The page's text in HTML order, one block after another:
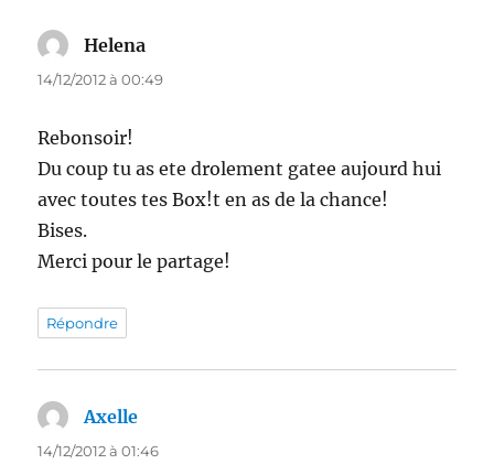
Helena
14/12/2012 à 00:49
Rebonsoir!
Du coup tu as ete drolement gatee aujourd hui
avec toutes tes Box!t en as de la chance!
Bises.
Merci pour le partage!
Répondre
Axelle
14/12/2012 à 01:46